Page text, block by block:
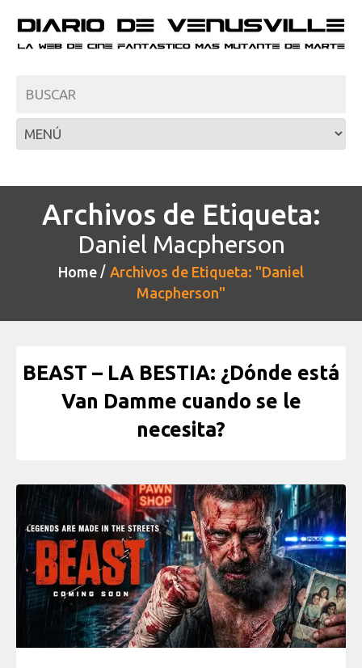
Archivos de Etiqueta:
Daniel Macpherson
Home
Archivos de Etiqueta: "Daniel
Macpherson"
BEAST – LA BESTIA: ¿Dónde está
Van Damme cuando se le
necesita?